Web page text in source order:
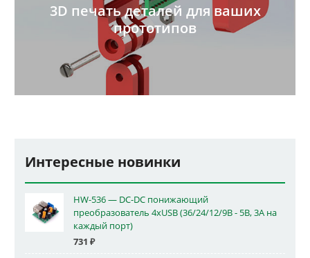
3D печать деталей для ваших
прототипов
Интересные новинки
HW-536 — DC-DC понижающий
преобразователь 4xUSB (36/24/12/9В - 5В, 3А на
каждый порт)
731 ₽